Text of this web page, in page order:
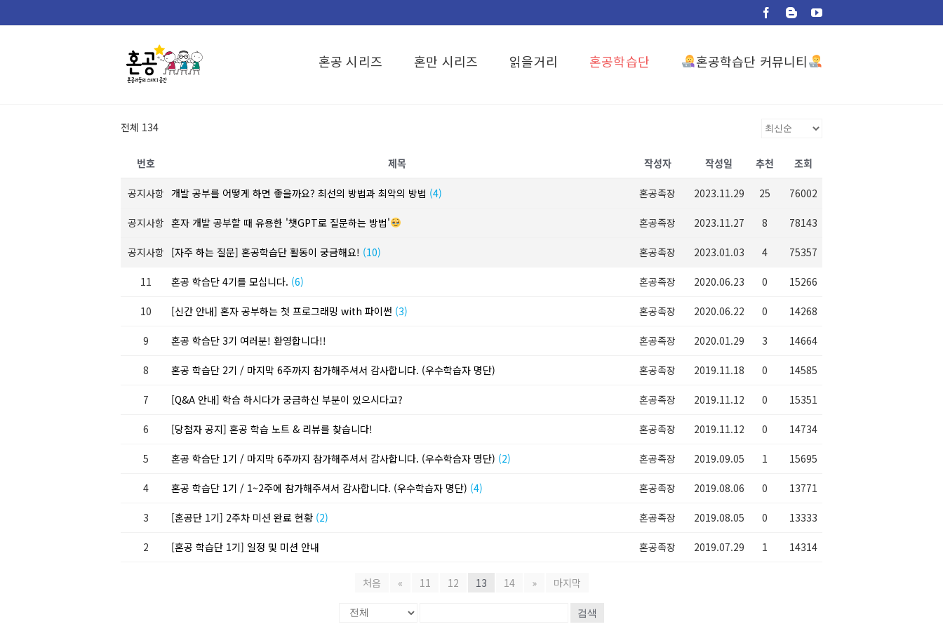
to
Facebook
BloggerYouTube
혼공 시리즈 혼만 시리즈 읽을거리 혼공학습단 혼공학습단 커뮤니티
전체 134
번호 제목 작성자 작성일 추천 조회
공지사항 개발 공부를 어떻게 하면 좋을까요? 최선의 방법과 최악의 방법 (4) 혼공족장 2023.11.29 25 76002
공지사항 혼자 개발 공부할 때 유용한 '챗GPT로 질문하는 방법' 혼공족장 2023.11.27 8 78143
공지사항 [자주 하는 질문] 혼공학습단 활동이 궁금해요! (10) 혼공족장 2023.01.03 4 75357
11 혼공 학습단 4기를 모십니다. (6) 혼공족장 2020.06.23 0 15266
10 [신간 안내] 혼자 공부하는 첫 프로그래밍 with 파이썬 (3) 혼공족장 2020.06.22 0 14268
9 혼공 학습단 3기 여러분! 환영합니다!! 혼공족장 2020.01.29 3 14664
8 혼공 학습단 2기 / 마지막 6주까지 참가해주셔서 감사합니다. (우수학습자 명단) 혼공족장 2019.11.18 0 14585
7 [Q&A 안내] 학습 하시다가 궁금하신 부분이 있으시다고? 혼공족장 2019.11.12 0 15351
6 [당첨자 공지] 혼공 학습 노트 & 리뷰를 찾습니다! 혼공족장 2019.11.12 0 14734
5 혼공 학습단 1기 / 마지막 6주까지 참가해주셔서 감사합니다. (우수학습자 명단) (2) 혼공족장 2019.09.05 1 15695
4 혼공 학습단 1기 / 1~2주에 참가해주셔서 감사합니다. (우수학습자 명단) (4) 혼공족장 2019.08.06 0 13771
3 [혼공단 1기] 2주차 미션 완료 현황 (2) 혼공족장 2019.08.05 0 13333
2 [혼공 학습단 1기] 일정 및 미션 안내 혼공족장 2019.07.29 1 14314
처음 « 11 12 13 14 » 마지막
검색